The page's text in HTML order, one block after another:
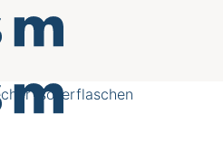
Isolierflaschen